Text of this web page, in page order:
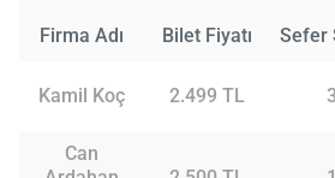
Firma Adı Bilet Fiyatı Sefer
Kamil Koç 2.499 TL 3
Can